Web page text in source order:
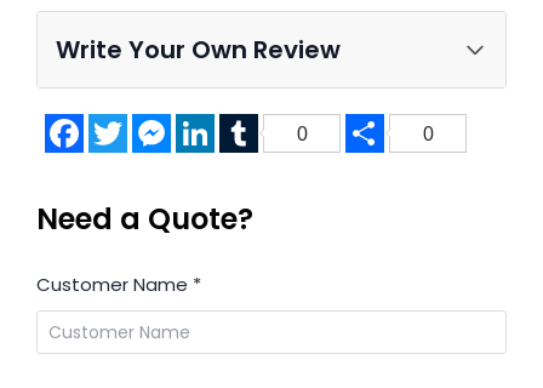
Write Your Own Review
FacebookTwitterMessenger
LinkedInTumblr
0 Share
0
Need a Quote?
Customer Name *